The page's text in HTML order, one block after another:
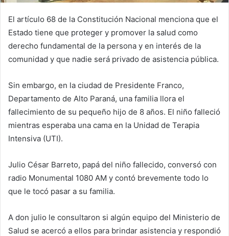
El artículo 68 de la Constitución Nacional menciona que el
Estado tiene que proteger y promover la salud como
derecho fundamental de la persona y en interés de la
comunidad y que nadie será privado de asistencia pública.
Sin embargo, en la ciudad de Presidente Franco,
Departamento de Alto Paraná, una familia llora el
fallecimiento de su pequeño hijo de 8 años. El niño falleció
mientras esperaba una cama en la Unidad de Terapia
Intensiva (UTI).
Julio César Barreto, papá del niño fallecido, conversó con
radio Monumental 1080 AM y contó brevemente todo lo
que le tocó pasar a su familia.
A don julio le consultaron si algún equipo del Ministerio de
Salud se acercó a ellos para brindar asistencia y respondió